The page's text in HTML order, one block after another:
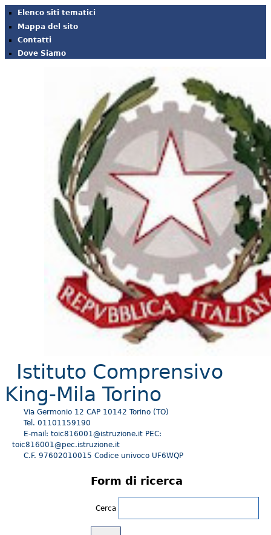
Elenco siti tematici
Mappa del sito
Contatti
Dove Siamo
Istituto Comprensivo
King-Mila Torino
Via Germonio 12 CAP 10142 Torino (TO)
Tel. 01101159190
E-mail: toic816001@istruzione.it PEC:
toic816001@pec.istruzione.it
C.F. 97602010015 Codice univoco UF6WQP
Form di ricerca
Cerca